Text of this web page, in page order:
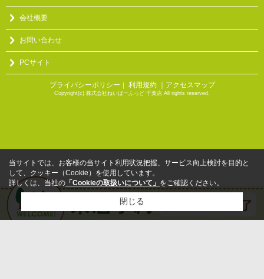
会社概要
お問い合わせ
PCサイト
プライバシーポリシー ｜ 利用規約 ｜アクセスマップ
Copyright(c) 株式会社ねいばーふっど 千葉店 All rights reserved.
当サイトでは、お客様の当サイト利用状況把握、サービス向上検討を目的と
して、クッキー（Cookie）を使用しています。
詳しくは、当社の 「Cookieの取扱いについて」 をご確認ください。
閉じる